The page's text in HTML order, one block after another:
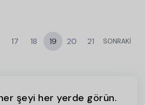
17 18 19 20 21 SONRAKİ
şeyi her yerde görün.